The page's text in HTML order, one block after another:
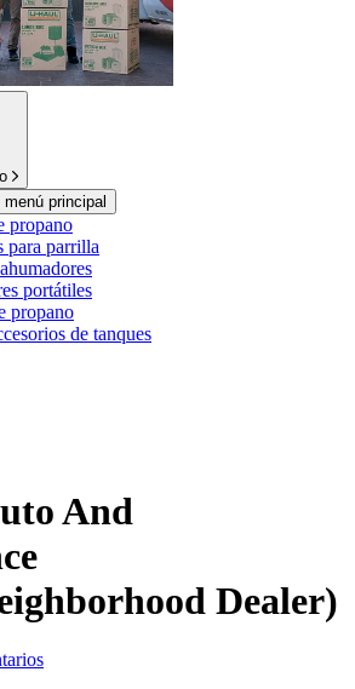
principal
propano
para parrilla
portátiles
propano
de tanques
And
Dealer)